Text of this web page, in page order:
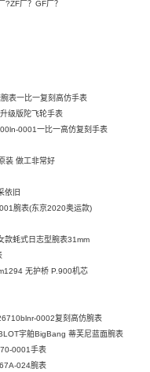
厂？GF厂？
表一比一复刻高仿手表
级版陀飞轮手表
0001一比一高仿复刻手表
装 做工非常好
依旧
腕表(东京2020奥运款)
款蚝式日志型腕表31mm
无护桥 P.900机芯
0002复刻高仿腕表
宇舶BigBang 蒂芙尼蓝面腕表
0001手表
024腕表